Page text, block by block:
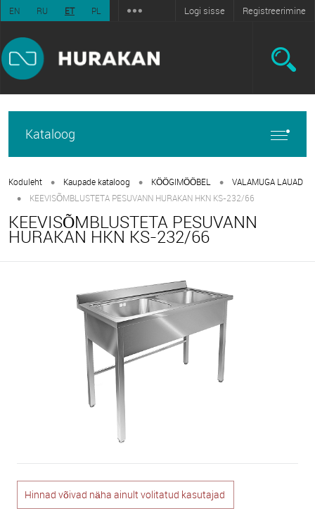
EN RU ET PL Logi sisse Registreerimine
Kataloog
Koduleht • Kaupade kataloog • KÖÖGIMÖÖBEL • VALAMUGA LAUAD
• KEEVISÕMBLUSTETA PESUVANN HURAKAN HKN KS-232/66
KEEVISÕMBLUSTETA PESUVANN
HURAKAN HKN KS-232/66
Hinnad võivad näha ainult volitatud kasutajad